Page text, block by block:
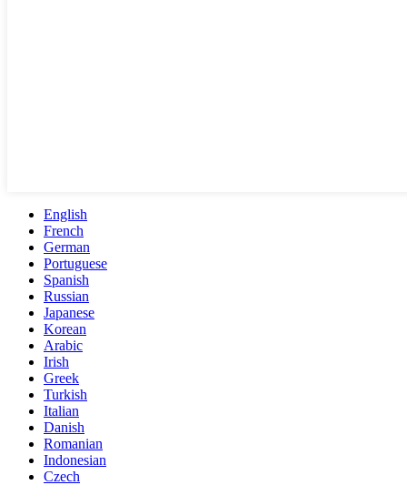
English
French
German
Portuguese
Spanish
Russian
Japanese
Korean
Arabic
Irish
Greek
Turkish
Italian
Danish
Romanian
Indonesian
Czech